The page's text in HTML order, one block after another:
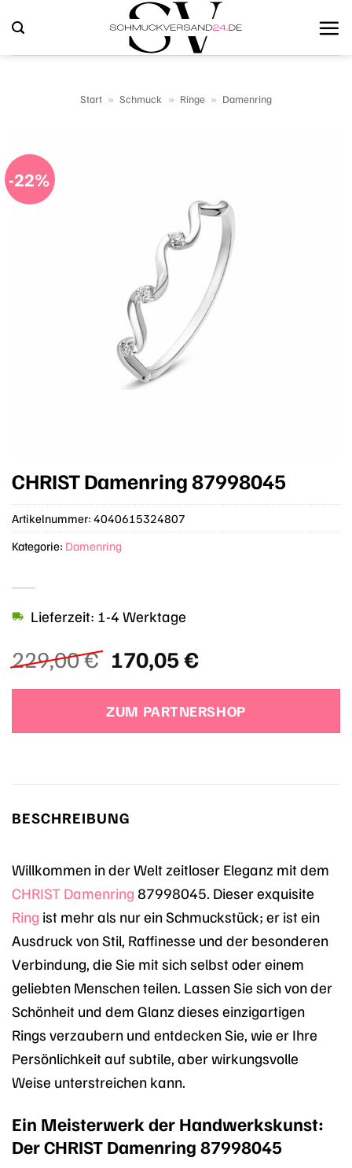
Inhalt
springen
Start » Schmuck » Ringe » Damenring
-22%
CHRIST Damenring 87998045
229,00€ Ursprünglicher
Preis
war:
229,00 €
170,05€Aktueller
ist:
170,05 €.
Lieferzeit: 1-4 Werktage
ZUM PARTNERSHOP
Artikelnummer: 4040615324807
Kategorie: Damenring
BESCHREIBUNG
Willkommen in der Welt zeitloser Eleganz mit dem
CHRIST Damenring 87998045. Dieser exquisite
Ring ist mehr als nur ein Schmuckstück; er ist ein
Ausdruck von Stil, Raffinesse und der besonderen
Verbindung, die Sie mit sich selbst oder einem
geliebten Menschen teilen. Lassen Sie sich von der
Schönheit und dem Glanz dieses einzigartigen
Rings verzaubern und entdecken Sie, wie er Ihre
Persönlichkeit auf subtile, aber wirkungsvolle
Weise unterstreichen kann.
Ein Meisterwerk der Handwerkskunst:
Der CHRIST Damenring 87998045